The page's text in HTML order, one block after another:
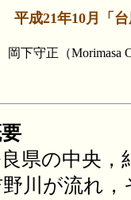
平成21年10月「
岡下守正（Morimasa
県の中央，
川が流れ，